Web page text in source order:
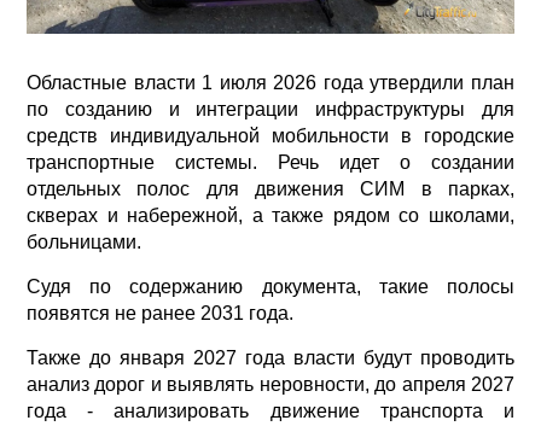
Областные власти 1 июля 2026 года утвердили план
по созданию и интеграции инфраструктуры для
средств индивидуальной мобильности в городские
транспортные системы. Речь идет о создании
отдельных полос для движения СИМ в парках,
скверах и набережной, а также рядом со школами,
больницами.
Судя по содержанию документа, такие полосы
появятся не ранее 2031 года.
Также до января 2027 года власти будут проводить
анализ дорог и выявлять неровности, до апреля 2027
года - анализировать движение транспорта и